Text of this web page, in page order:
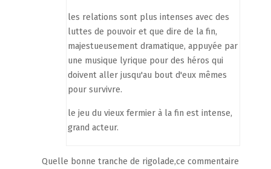
les relations sont plus intenses avec des
luttes de pouvoir et que dire de la fin,
majestueusement dramatique, appuyée par
une musique lyrique pour des héros qui
doivent aller jusqu'au bout d'eux mêmes
pour survivre.
le jeu du vieux fermier à la fin est intense,
grand acteur.
Quelle bonne tranche de rigolade,ce commentaire